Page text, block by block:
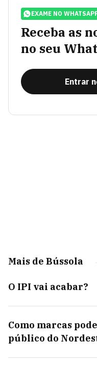
EXAME NO
Receba as
no seu
Entrar
Mais de Bússola
O IPI vai acabar?
Como marcas
público do